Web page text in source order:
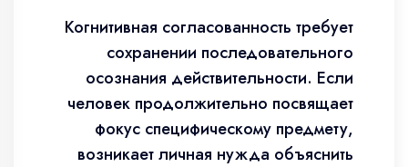
Когнитивная согласованность требует
сохранении последовательного
осознания действительности. Если
человек продолжительно посвящает
фокус специфическому предмету,
возникает личная нужда объяснить